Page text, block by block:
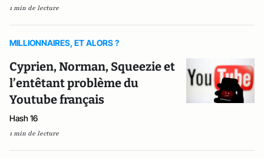
1 min de lecture
MILLIONNAIRES, ET ALORS ?
Cyprien, Norman, Squeezie et
l’entêtant problème du
Youtube français
Hash 16
1 min de lecture